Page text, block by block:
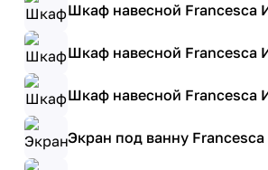
Шкаф навесной Francesca
Шкаф навесной Francesca
Шкаф навесной Francesca
Экран под ванну